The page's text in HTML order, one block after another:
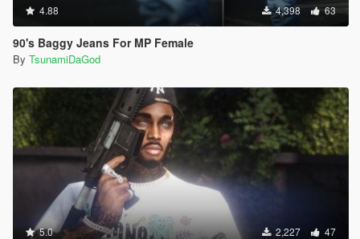
4.88 4,398 63
90's Baggy Jeans For MP Female
By TsunamiDaGod
5.0 2,227 47